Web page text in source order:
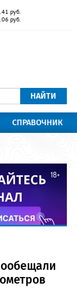
руб.
руб.
НАЙТИ
СПРАВОЧНИК